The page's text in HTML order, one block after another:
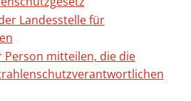
Landesstelle für
Person mitteilen, die die